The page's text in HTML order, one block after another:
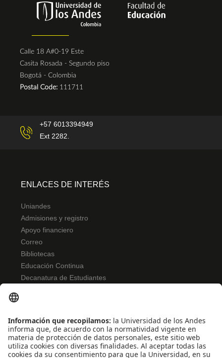
Calle 18 A#0-19 Este
Casita Rosada - Segundo piso
Bogotá - Colombia
Postal Code: 111711
+57 6013394949
Ext 2282.
ENLACES DE INTERÉS
Uniandes
Admisiones y registro
Apoyo financiero
Correo
Bibliotecas
Educación Continua
Decanatura de Estudiantes
NORMATIVIDAD
Reglamento de estudiantes
Bienestar